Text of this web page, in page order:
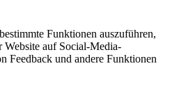
Funktionen auszuführen,
Website auf Social-Media-
Feedback und andere Funktionen